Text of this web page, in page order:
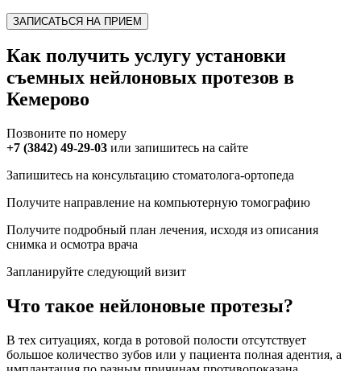
ЗАПИСАТЬСЯ НА ПРИЕМ
Как получить услугу установки
съемных нейлоновых протезов в
Кемерово
Позвоните по номеру
+7 (3842) 49-29-03 или запишитесь на сайте
Запишитесь на консультацию стоматолога-ортопеда
Получите направление на компьютерную томографию
Получите подробный план лечения, исходя из описания
снимка и осмотра врача
Запланируйте следующий визит
Что такое нейлоновые протезы?
В тех ситуациях, когда в ротовой полости отсутствует
большое количество зубов или у пациента полная адентия, а